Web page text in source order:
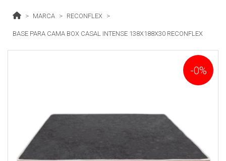
MARCA RECONFLEX
BASE PARA CAMA BOX CASAL INTENSE 138X188X30 RECONFLEX
-0%